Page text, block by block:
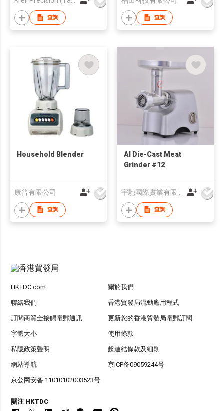
查詢 查詢
Household Blender
康普有限公司
查詢
Al Die-Cast Meat
Grinder #12
查詢
HKTDC.com 關於我們
聯絡我們 香港貿發局流動應用程式
訂閱商貿全接觸電郵通訊 更新您的香港貿發局電郵訂閱
字體大小 使用條款
私隱政策聲明 超連結條款及細則
網站導航 京ICP备09059244号
京公网安备 11010102003523号
關注 HKTDC